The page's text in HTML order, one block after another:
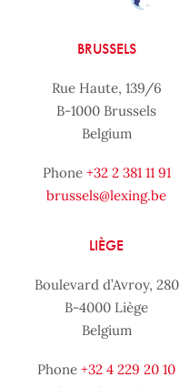
BRUSSELS
Rue Haute, 139/6
B-1000 Brussels
Belgium
Phone +32 2 381 11 91
brussels@lexing.be
LIÈGE
Boulevard d’Avroy, 280
B-4000 Liège
Belgium
Phone +32 4 229 20 10